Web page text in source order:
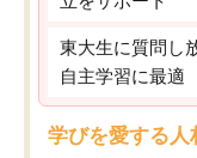
東大生に質問し
自主学習に最適
学びを愛する人